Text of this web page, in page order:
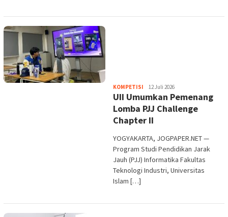
KOMPETISI Heri
Purwata
12 Juli 2026
UII Umumkan Pemenang
Lomba PJJ Challenge
Chapter II
YOGYAKARTA, JOGPAPER.NET —
Program Studi Pendidikan Jarak
Jauh (PJJ) Informatika Fakultas
Teknologi Industri, Universitas
Islam […]